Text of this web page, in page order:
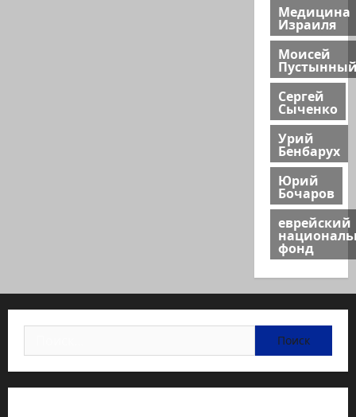
Медицина
Израиля
Моисей
Сергей
Сыченко
Урий
Бенбарух
Юрий
Бочаров
еврейский
фонд